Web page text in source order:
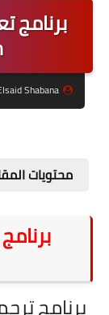
Shabana
محتويات